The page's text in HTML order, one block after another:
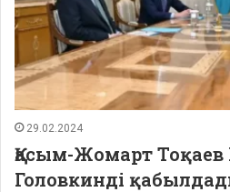
29.02.2024
Қасым-Жомарт Тоқаев
Головкинді